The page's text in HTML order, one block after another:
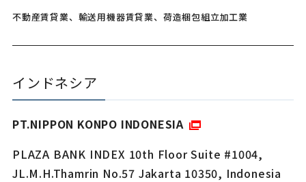
不動産賃貸業、輸送用機器賃貸業、荷造梱包組立加工業
インドネシア
PT.NIPPON KONPO INDONESIA
PLAZA BANK INDEX 10th Floor Suite #1004,
JL.M.H.Thamrin No.57 Jakarta 10350, Indonesia